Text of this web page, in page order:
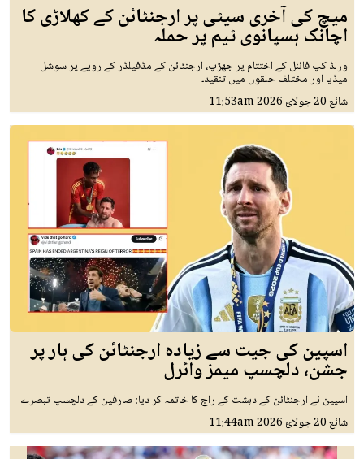
میچ کی آخری سیٹی پر ارجنٹائن کے کھلاڑی کا
اچانک ہسپانوی ٹیم پر حملہ
ورلڈ کپ فائنل کے اختتام پر جھڑپ، ارجنٹائن کے مڈفیلڈر کے رویے پر سوشل
میڈیا اور مختلف حلقوں میں تنقید۔
شائع20 جولائ 2026 11:53am
اسپین کی جیت سے زیادہ ارجنٹائن کی ہار پر
جشن، دلچسپ میمز وائرل
اسپین نے ارجنٹائن کے دہشت کے راج کا خاتمہ کر دیا: صارفین کے دلچسپ تبصرے
شائع20 جولائ 2026 11:44am